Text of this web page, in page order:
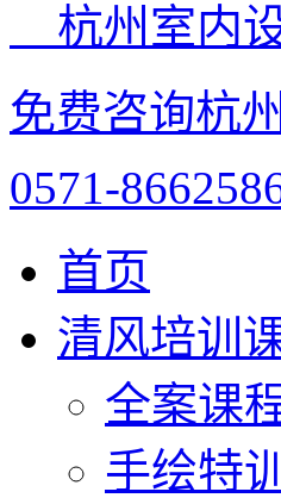
杭州室内
免费咨询杭
0571-
首页
清风培训
全案课
手绘特训